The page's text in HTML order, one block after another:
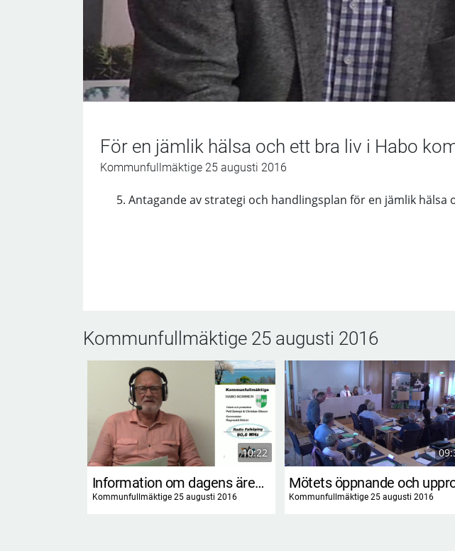
För en jämlik hälsa och ett bra liv i Habo
Kommunfullmäktige 25 augusti 2016
Antagande av strategi och handlingsplan för en jämlik hälsa
Kommunfullmäktige 25 augusti 2016
10:22
Information om dagens ärenden
Kommunfullmäktige 25 augusti 2016
Mötets öppnande och
Kommunfullmäktige 25 augusti 2016